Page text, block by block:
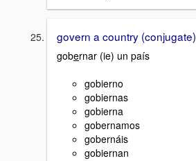
govern a country (conjugate)
gobernar (ie) un país
gobierno
gobiernas
gobierna
gobernamos
gobernáis
gobiernan